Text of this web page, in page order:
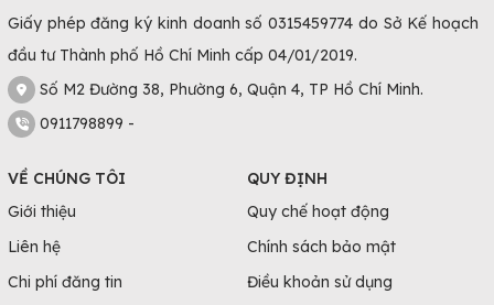
Giấy phép đăng ký kinh doanh số 0315459774 do Sở Kế hoạch
đầu tư Thành phố Hồ Chí Minh cấp 04/01/2019.
Số M2 Đường 38, Phường 6, Quận 4, TP Hồ Chí Minh.
0911798899 -
VỀ CHÚNG TÔI
Giới thiệu
Liên hệ
Chi phí đăng tin
QUY ĐỊNH
Quy chế hoạt động
Chính sách bảo mật
Điều khoản sử dụng